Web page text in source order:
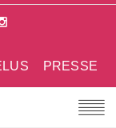
PRESSE